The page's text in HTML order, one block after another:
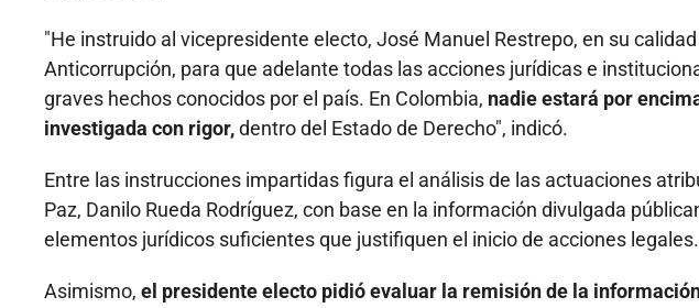
"He instruido al vicepresidente electo, José Manuel Restrepo, en su
Anticorrupción, para que adelante todas las acciones jurídicas e
graves hechos conocidos por el país. En Colombia, nadie estará por
investigada con rigor,dentro del Estado de Derecho", indicó.
Entre las instrucciones impartidas figura el análisis de las actuaciones
Paz, Danilo Rueda Rodríguez, con base en la información divulgada
elementos jurídicos suficientes que justifiquen el inicio de acciones legales.
Asimismo, el presidente electo pidió evaluar la remisión de la